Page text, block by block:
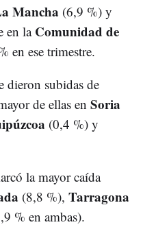
Mancha (6,9 %) y
en la Comunidad de
en ese trimestre.
dieron subidas de
de ellas en Soria
(0,4 %) y
la mayor caída
(8,8 %), Tarragona
% en ambas).